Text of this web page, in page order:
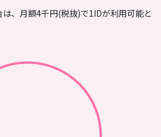
、月額4千円(税抜)で1IDが利用可能と